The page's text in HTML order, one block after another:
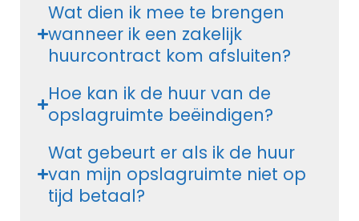
Wat dien ik mee te brengen
wanneer ik een zakelijk
huurcontract kom afsluiten?
Hoe kan ik de huur van de
opslagruimte beëindigen?
Wat gebeurt er als ik de huur
van mijn opslagruimte niet op
tijd betaal?